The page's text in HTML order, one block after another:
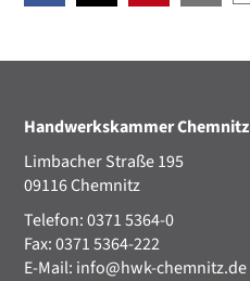
Handwerkskammer Chemnitz
Limbacher Straße 195
09116 Chemnitz
Telefon: 0371 5364-0
Fax: 0371 5364-222
E-Mail: info@hwk-chemnitz.de